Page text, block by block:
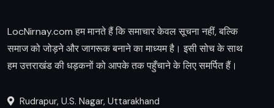
LocNirnay.com हम मानते हैं कि समाचार केवल सूचना नहीं, बल्कि
समाज को जोड़ने और जागरूक बनाने का माध्यम है। इसी सोच के साथ
हम उत्तराखंड की धड़कनों को आपके तक पहुँचाने के लिए समर्पित हैं।
Rudrapur, U.S. Nagar, Uttarakhand